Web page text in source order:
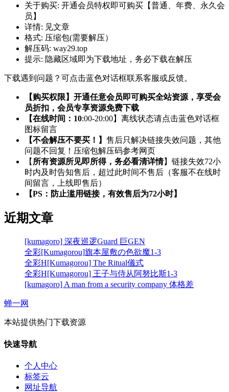
关于购买: 开通会员特权即可购买【普通、年费、永久会
员】
详情: 见文章
格式: 压缩包(需要解压）
解压码: way29.top
提示: 隐藏区域即为下载地址，务必下载在解压
下载遇到问题？可点击蓝色对话框联系客服或反馈。
【购买权限】开通任意会员即可购买全站资源，享受会
员折扣，会员专享资源免费下载
【在线时间：10:00-20:00】离线状态请点击蓝色对话框
图标留言
【不会解压不要买！】 售后只解决链接失效问题，其他
问题不回复！压缩包解压码参考网页
【 所有资源所见即所得，务必看清详情】链接失效72小
时内及时告知售后，超过此时间不售后（客服不在线时
间留言，上线即售后）
【PS：防止滥用链接，有效售后为72小时】
近期文章
[kumagoro] 深夜巡逻Guard 巨GEN
全彩[Kumagorou]旗本屋敷の色欲魔1-3
全彩H[Kumagorou] The Ritual儀式
全彩H[Kumagorou] 王子与侍从阿努比斯1-3
[kumagoro] A man from a security company 体格差
蝉一网
本站提供热门下载资源
快速导航
个人中心
标签云
网址导航